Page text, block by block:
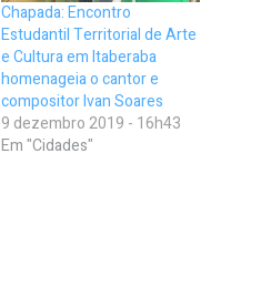
Chapada: Encontro
Estudantil Territorial de Arte
e Cultura em Itaberaba
homenageia o cantor e
compositor Ivan Soares
9 dezembro 2019 - 16h43
Em "Cidades"